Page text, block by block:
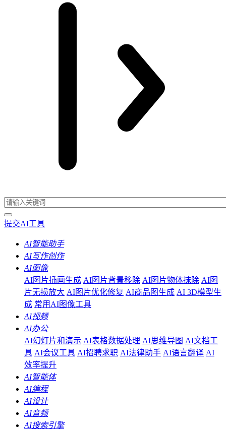
提交AI工具
AI智能助手
AI写作创作
AI图像
AI图片插画生成 AI图片背景移除 AI图片物体抹除 AI图
片无损放大 AI图片优化修复 AI商品图生成 AI 3D模型生
成 常用AI图像工具
AI视频
AI办公
AI幻灯片和演示 AI表格数据处理 AI思维导图 AI文档工
具 AI会议工具 AI招聘求职 AI法律助手 AI语言翻译 AI
效率提升
AI智能体
AI编程
AI设计
AI音频
AI搜索引擎